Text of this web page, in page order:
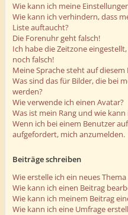
Wie kann ich meine
Wie kann ich verhindern, dass
Liste auftaucht?
Die Forenuhr geht falsch!
Ich habe die Zeitzone
noch falsch!
Meine Sprache steht auf
Was sind das für Bilder, die bei
werden?
Wie verwende ich einen Avatar?
Was ist mein Rang und wie
Wenn ich bei einem Benutzer
aufgefordert, mich anzumelden.
Beiträge schreiben
Wie erstelle ich ein neues
Wie kann ich einen Beitrag
Wie kann ich meinem Beitrag
Wie kann ich eine Umfrage